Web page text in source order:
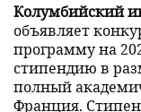
Колумбийский
объявляет
программу на
стипендию в
полный
Франция.